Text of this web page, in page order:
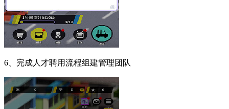
6、完成人才聘用流程组建管理团队